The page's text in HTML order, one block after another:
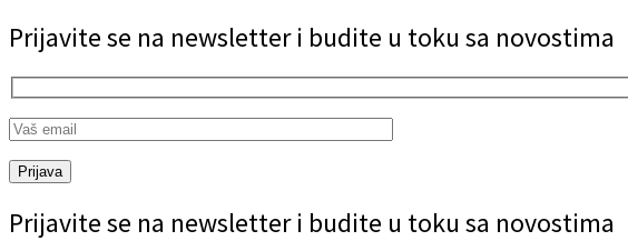
Prijavite se na newsletter i budite u toku sa novostima
Prijava
Prijavite se na newsletter i budite u toku sa novostima